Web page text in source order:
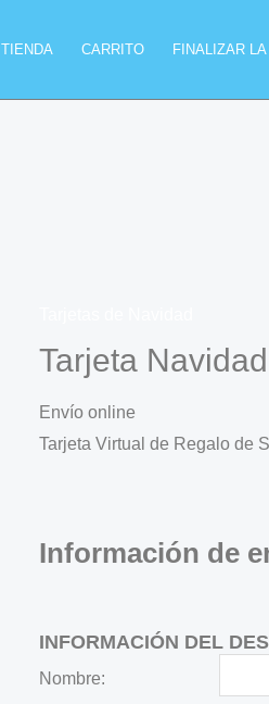
TIENDA CARRITO FINALIZAR
Tarjeta
Envío online
Tarjeta Virtual de Regalo de
Información de
INFORMACIÓN DEL
Nombre: